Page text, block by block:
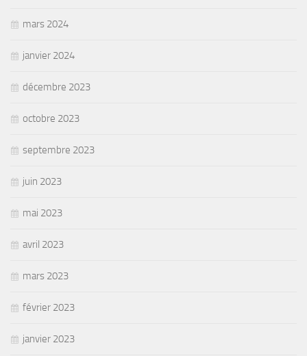
mars 2024
janvier 2024
décembre 2023
octobre 2023
septembre 2023
juin 2023
mai 2023
avril 2023
mars 2023
février 2023
janvier 2023